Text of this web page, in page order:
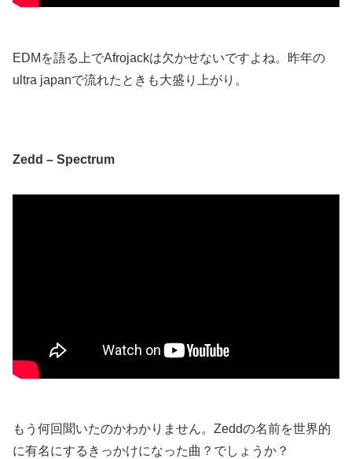
EDMを語る上でAfrojackは欠かせないですよね。昨年の
ultra japanで流れたときも大盛り上がり。
Zedd – Spectrum
もう何回聞いたのかわかりません。Zeddの名前を世界的
に有名にするきっかけになった曲？でしょうか？